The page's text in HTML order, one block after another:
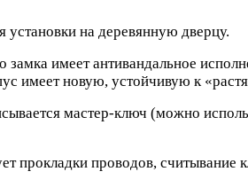
установки на деревянную дверцу.
имеет антивандальное
имеет новую, устойчивую к
мастер-ключ (можно
прокладки проводов,